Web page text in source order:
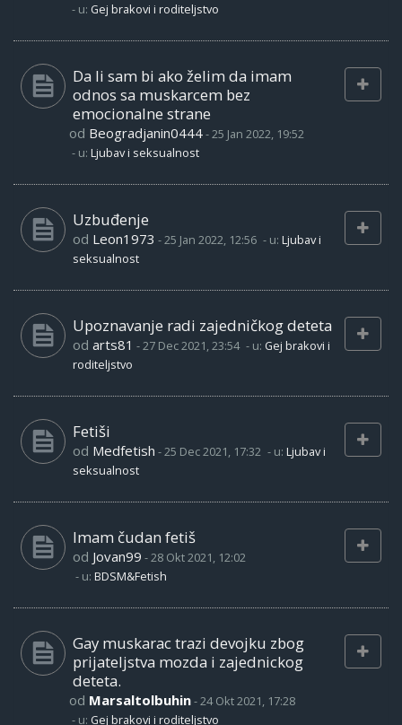
- u: Gej brakovi i roditeljstvo
Da li sam bi ako želim da imam
odnos sa muskarcem bez
emocionalne strane
od Beogradjanin0444-25 Jan 2022, 19:52
- u: Ljubav i seksualnost
Uzbuđenje
od Leon1973 -25 Jan 2022, 12:56 - u: Ljubav i
seksualnost
Upoznavanje radi zajedničkog deteta
od arts81 -27 Dec 2021, 23:54 - u: Gej brakovi i
roditeljstvo
Fetiši
od Medfetish -25 Dec 2021, 17:32 - u: Ljubav i
seksualnost
Imam čudan fetiš
od Jovan99 -28 Okt 2021, 12:02
- u: BDSM&Fetish
Gay muskarac trazi devojku zbog
prijateljstva mozda i zajednickog
deteta.
od Marsaltolbuhin-24 Okt 2021, 17:28
- u: Gej brakovi i roditeljstvo